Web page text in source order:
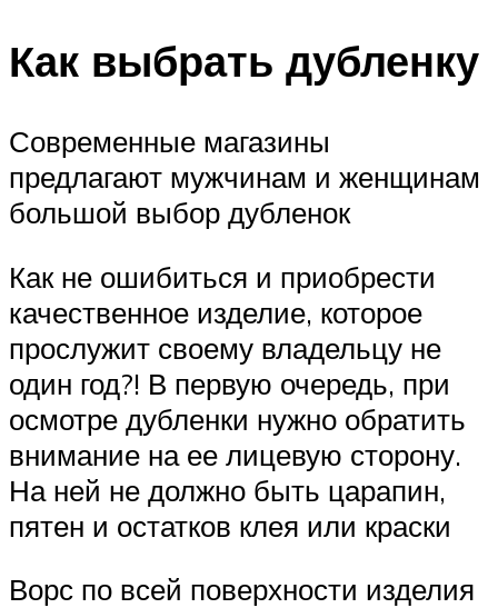
Как выбрать дубленку
Современные магазины
предлагают мужчинам и женщинам
большой выбор дубленок
Как не ошибиться и приобрести
качественное изделие, которое
прослужит своему владельцу не
один год?! В первую очередь, при
осмотре дубленки нужно обратить
внимание на ее лицевую сторону.
На ней не должно быть царапин,
пятен и остатков клея или краски
Ворс по всей поверхности изделия